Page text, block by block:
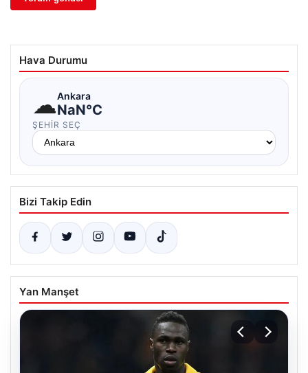
Hava Durumu
☁Ankara
NaN°C
ŞEHIR SEÇ
Bizi Takip Edin
Yan Manşet